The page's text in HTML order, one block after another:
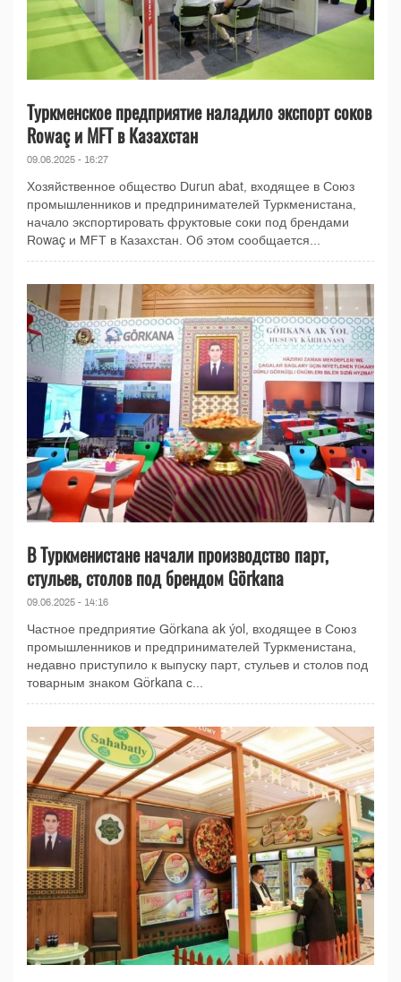
Туркменское предприятие наладило экспорт соков
Rowaç и MFT в Казахстан
09.06.2025 - 16:27
Хозяйственное общество Durun abat, входящее в Союз
промышленников и предпринимателей Туркменистана,
начало экспортировать фруктовые соки под брендами
Rowaç и MFT в Казахстан. Об этом сообщается...
В Туркменистане начали производство парт,
стульев, столов под брендом Görkana
09.06.2025 - 14:16
Частное предприятие Görkana ak ýol, входящее в Союз
промышленников и предпринимателей Туркменистана,
недавно приступило к выпуску парт, стульев и столов под
товарным знаком Görkana с...